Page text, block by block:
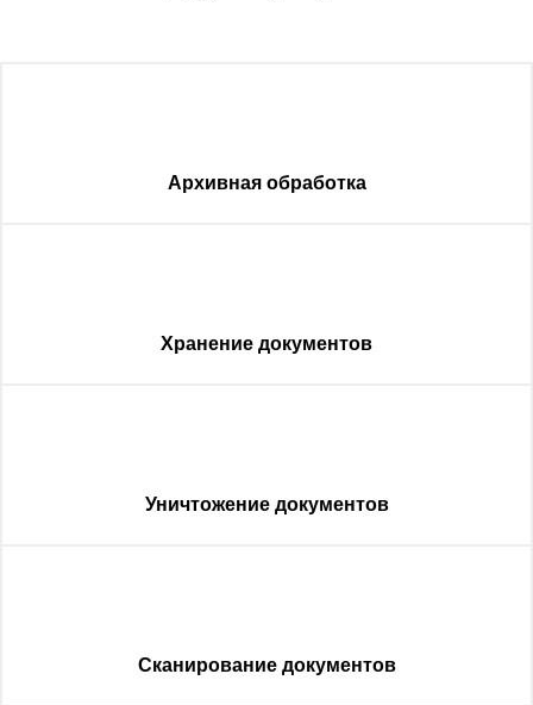
Архивная обработка
Хранение документов
Уничтожение документов
Сканирование документов